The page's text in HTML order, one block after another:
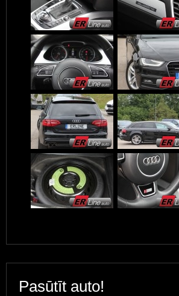
Pasūtīt auto!